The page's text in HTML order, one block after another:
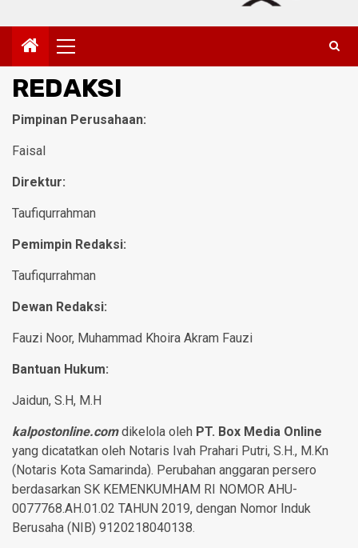
Primary
Menu
REDAKSI
Pimpinan Perusahaan:
Faisal
Direktur:
Taufiqurrahman
Pemimpin Redaksi:
Taufiqurrahman
Dewan Redaksi:
Fauzi Noor, Muhammad Khoira Akram Fauzi
Bantuan Hukum:
Jaidun, S.H, M.H
kalpostonline.comdikelola oleh PT. Box Media Online
yang dicatatkan oleh Notaris Ivah Prahari Putri, S.H., M.Kn
(Notaris Kota Samarinda). Perubahan anggaran persero
berdasarkan SK KEMENKUMHAM RI NOMOR AHU-
0077768.AH.01.02 TAHUN 2019, dengan Nomor Induk
Berusaha (NIB) 9120218040138.